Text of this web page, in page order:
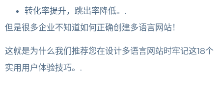
转化率提升，跳出率降低。.
但是很多企业不知道如何正确创建多语言网站！
这就是为什么我们推荐您在设计多语言网站时牢记这18个
实用用户体验技巧。.